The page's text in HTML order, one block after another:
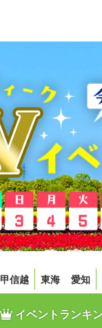
甲信越 東海 愛知
イベントランキ